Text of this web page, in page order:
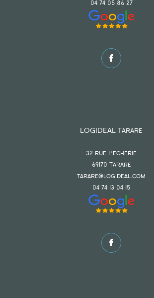
04 74 05 86 27
LOGIDEAL Tarare
32 rue Pecherie
69170 tarare
tarare@logideal.com
04 74 13 04 15